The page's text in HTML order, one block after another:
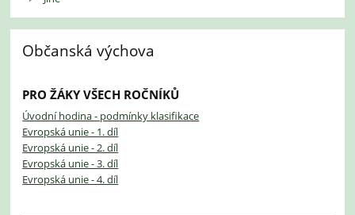
Občanská výchova
PRO ŽÁKY VŠECH ROČNÍKŮ
Úvodní hodina - podmínky klasifikace
Evropská unie - 1. díl
Evropská unie - 2. díl
Evropská unie - 3. díl
Evropská unie - 4. díl